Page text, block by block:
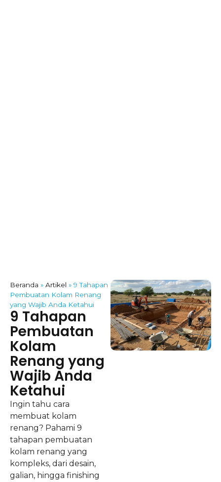
Beranda » Artikel » 9 Tahapan
Pembuatan Kolam Renang
yang Wajib Anda Ketahui
9 Tahapan
Pembuatan
Kolam
Renang yang
Wajib Anda
Ketahui
Ingin tahu cara
membuat kolam
renang? Pahami 9
tahapan pembuatan
kolam renang yang
kompleks, dari desain,
galian, hingga finishing